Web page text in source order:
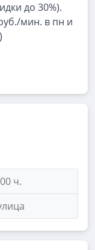
до 30%).
мин. в пн и
ч.